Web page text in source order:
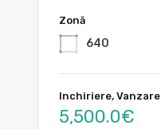
Zonă
640
Inchiriere, Vanzare
5,500.0€